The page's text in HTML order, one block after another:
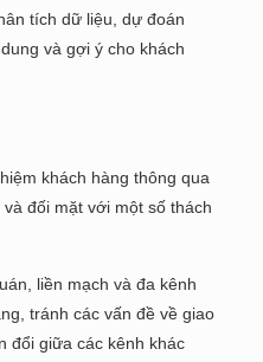
tích dữ liệu, dự đoán
và gợi ý cho khách
khách hàng thông qua
đối mặt với một số thách
liền mạch và đa kênh
tránh các vấn đề về giao
đổi giữa các kênh khác